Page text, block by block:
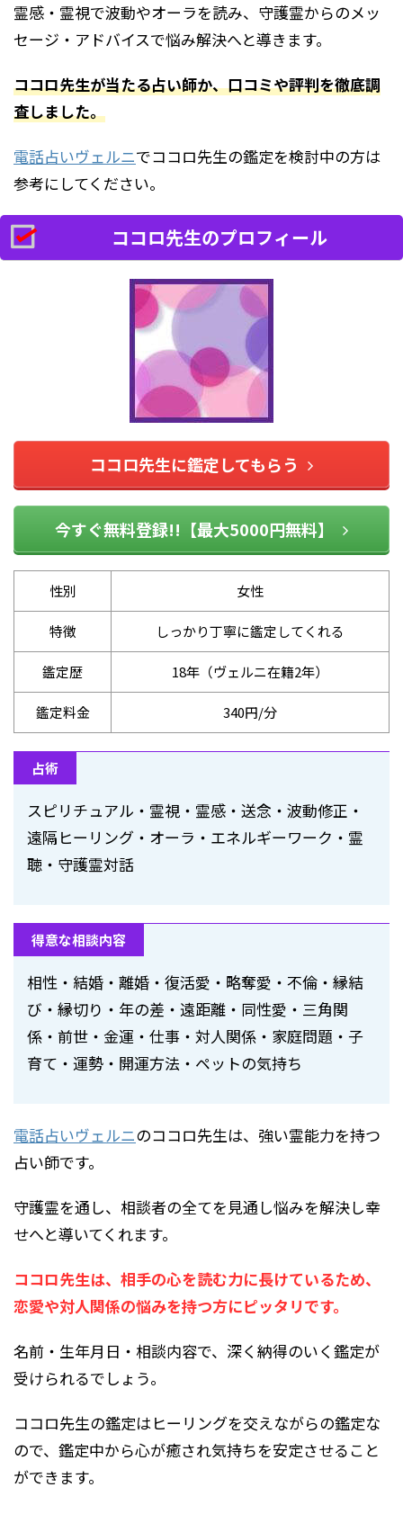
霊感・霊視で波動やオーラを読み、守護霊からのメッ
セージ・アドバイスで悩み解決へと導きます。
ココロ先生が当たる占い師か、口コミや評判を徹底調
査しました。
電話占いヴェルニでココロ先生の鑑定を検討中の方は
参考にしてください。
ココロ先生のプロフィール
ココロ先生に鑑定してもらう
今すぐ無料登録!!【最大5000円無料】
性別 女性
特徴 しっかり丁寧に鑑定してくれる
鑑定歴 18年（ヴェルニ在籍2年）
鑑定料金 340円/分
占術
スピリチュアル・霊視・霊感・送念・波動修正・
遠隔ヒーリング・オーラ・エネルギーワーク・霊
聴・守護霊対話
得意な相談内容
相性・結婚・離婚・復活愛・略奪愛・不倫・縁結
び・縁切り・年の差・遠距離・同性愛・三角関
係・前世・金運・仕事・対人関係・家庭問題・子
育て・運勢・開運方法・ペットの気持ち
電話占いヴェルニのココロ先生は、強い霊能力を持つ
占い師です。
守護霊を通し、相談者の全てを見通し悩みを解決し幸
せへと導いてくれます。
ココロ先生は、相手の心を読む力に長けているため、
恋愛や対人関係の悩みを持つ方にピッタリです。
名前・生年月日・相談内容で、深く納得のいく鑑定が
受けられるでしょう。
ココロ先生の鑑定はヒーリングを交えながらの鑑定な
ので、鑑定中から心が癒され気持ちを安定させること
ができます。